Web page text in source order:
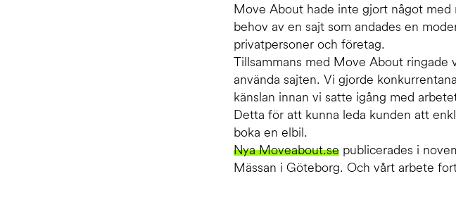
Move About hade inte gjort något
behov av en sajt som andades en
privatpersoner och företag.
Tillsammans med Move About ringade
använda sajten. Vi gjorde
känslan innan vi satte igång med
Detta för att kunna leda kunden att
boka en elbil.
Nya Moveabout.se publicerades i
Mässan i Göteborg. Och vårt arbete